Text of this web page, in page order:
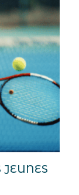
JEUNES